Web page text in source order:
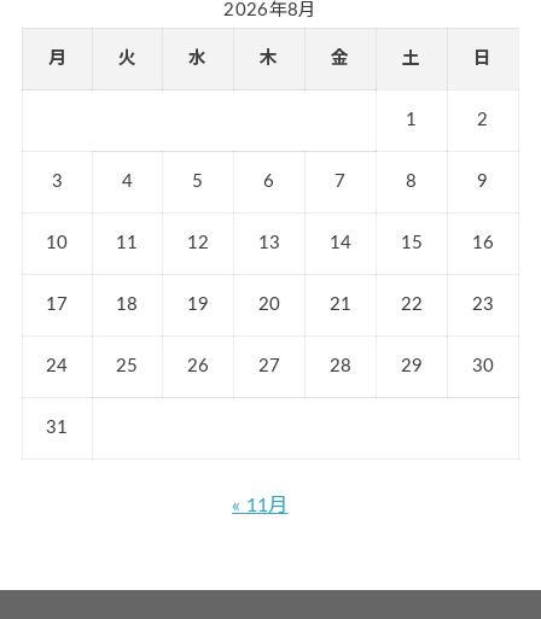
2026年8月
月 火 水 木 金 土 日
1 2
3 4 5 6 7 8 9
10 11 12 13 14 15 16
17 18 19 20 21 22 23
24 25 26 27 28 29 30
31
« 11月